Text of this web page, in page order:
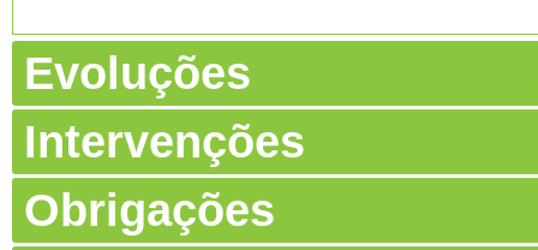
Evoluções
Intervenções
Obrigações